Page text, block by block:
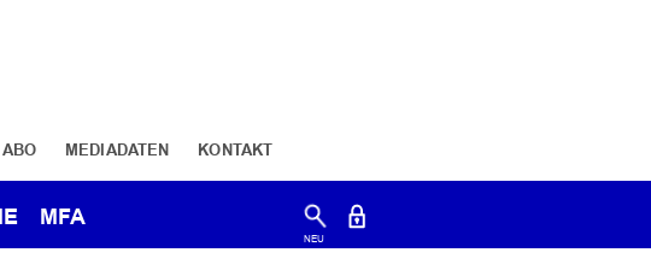
ABO MEDIADATEN KONTAKT
MFA